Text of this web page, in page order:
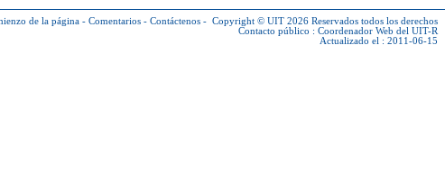
de la página - Comentarios - Contáctenos - Copyright © UIT 2026 Reservados todos los derechos
Contacto público : Coordenador Web del UIT-R
Actualizado el : 2011-06-15